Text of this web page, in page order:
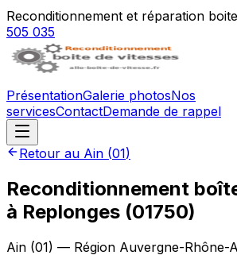
Reconditionnement et réparation
505 035
PrésentationGalerie photosNos
servicesContactDemande de rappel
Retour au Ain (01)
Reconditionnement
à Replonges (01750)
Ain (01) — Région Auvergne-Rhône-